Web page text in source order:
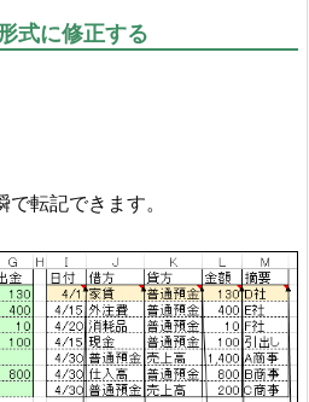
式に修正する
転記できます。